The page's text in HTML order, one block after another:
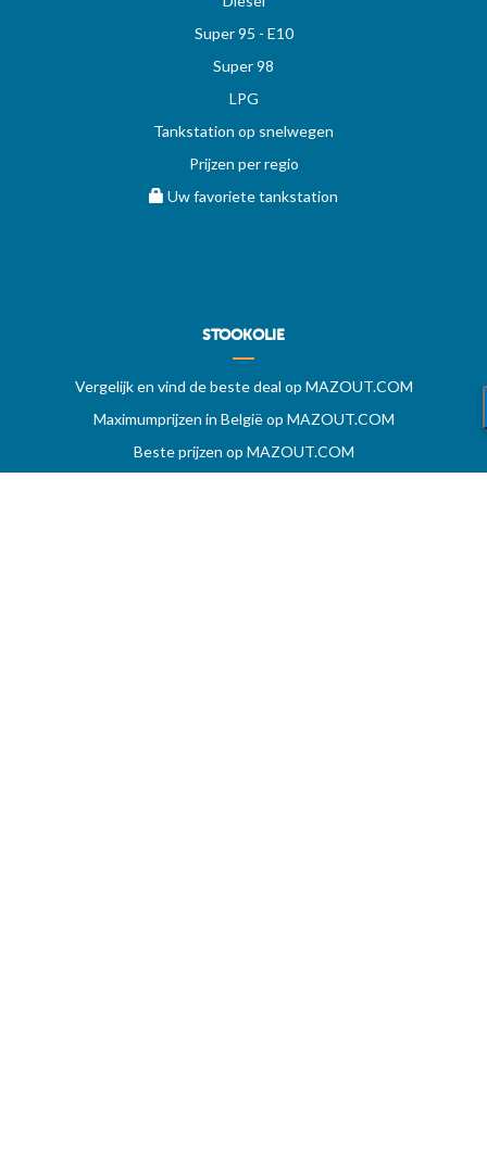
Super 95 - E10
Super 98
LPG
Tankstation op snelwegen
Prijzen per regio
Uw favoriete tankstation
STOOKOLIE
Vergelijk en vind de beste deal op MAZOUT.COM
Maximumprijzen in België op MAZOUT.COM
Beste prijzen op MAZOUT.COM